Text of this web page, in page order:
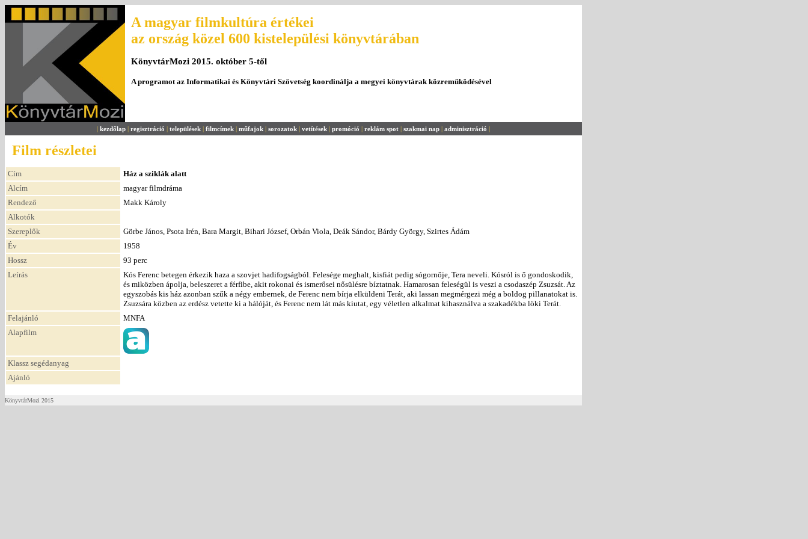
A magyar filmkultúra értékei
az ország közel 600 kistelepülési könyvtárában
KönyvtárMozi 2015. október 5-től
A programot az Informatikai és Könyvtári Szövetség koordinálja a megyei könyvtárak közreműködésével
| kezdőlap | regisztráció | települések | filmcímek | műfajok | sorozatok | vetítések | promóció | reklám spot | szakmai nap | adminisztráció |
Film részletei
Cím
Ház a sziklák alatt
Alcím
magyar filmdráma
Rendező
Makk Károly
Alkotók
Szereplők
Görbe János, Psota Irén, Bara Margit, Bihari József, Orbán Viola, Deák Sándor, Bárdy György, Szirtes Ádám
Év
1958
Hossz
93 perc
Leírás
Kós Ferenc betegen érkezik haza a szovjet hadifogságból. Felesége meghalt, kisfiát pedig sógornője, Tera neveli. Kósról is ő gondoskodik,
és miközben ápolja, beleszeret a férfibe, akit rokonai és ismerősei nősülésre bíztatnak. Hamarosan feleségül is veszi a csodaszép Zsuzsát. Az
egyszobás kis ház azonban szűk a négy embernek, de Ferenc nem bírja elküldeni Terát, aki lassan megmérgezi még a boldog pillanatokat is.
Zsuzsára közben az erdész vetette ki a hálóját, és Ferenc nem lát más kiutat, egy véletlen alkalmat kihasználva a szakadékba löki Terát.
Felajánló
MNFA
Alapfilm
Klassz segédanyag
Ajánló
KönyvtárMozi 2015